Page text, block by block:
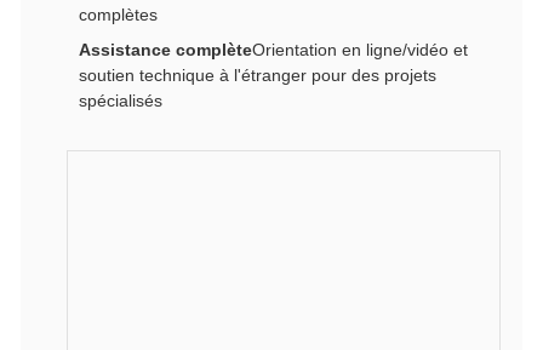
complètes
Assistance complèteOrientation en ligne/vidéo et
soutien technique à l'étranger pour des projets
spécialisés